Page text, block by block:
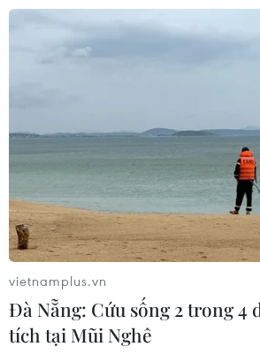
vietnamplus.vn
Đà Nẵng: Cứu sống 2 trong 4
tích tại Mũi Nghê